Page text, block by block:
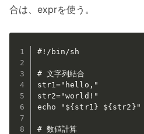
合は、exprを使う。
#!/bin/sh
# 文字列結合
str1="hello,"
str2="world!"
echo "${str1} ${str2}"
# 数値計算